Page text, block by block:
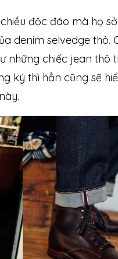
độc đáo mà họ
denim selvedge thô.
những chiếc jean thô
ký thì hẳn cũng sẽ